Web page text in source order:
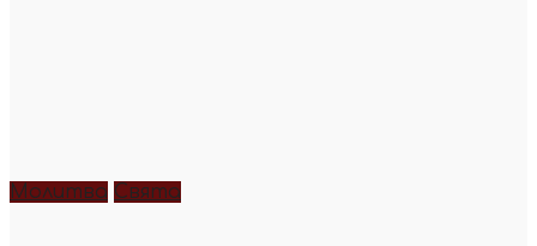
Молитва Свята